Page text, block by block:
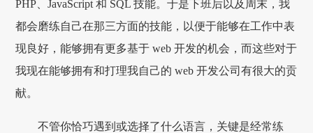
PHP、JavaScript 和 SQL 技能。于是下班后以及周末，我
都会磨练自己在那三方面的技能，以便于能够在工作中表
现良好，能够拥有更多基于 web 开发的机会，而这些对于
我现在能够拥有和打理我自己的 web 开发公司有很大的贡
献。
不管你恰巧遇到或选择了什么语言，关键是经常练